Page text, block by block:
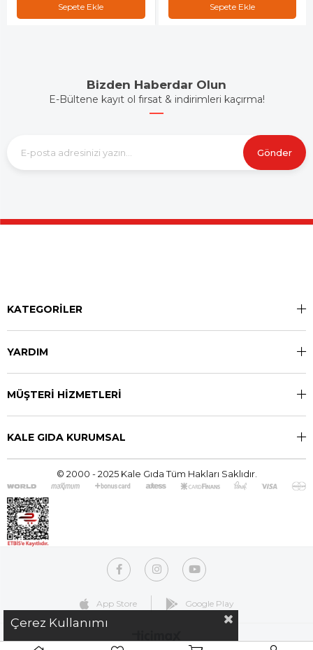
Sepete Ekle Sepete Ekle
Bizden Haberdar Olun
E-Bültene kayıt ol fırsat & indirimleri kaçırma!
Gönder
KATEGORİLER
YARDIM
MÜŞTERİ HİZMETLERİ
KALE GIDA KURUMSAL
© 2000 - 2025 Kale Gıda Tüm Hakları Saklıdır.
App Store Google Play
Çerez Kullanımı